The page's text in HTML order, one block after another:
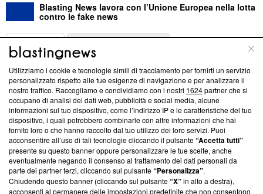
Blasting News lavora con l’Unione Europea nella lotta
contro le fake news
ABOUT
Questa sezione offre informazioni trasparenti su Blasting
News, sui nostri processi editoriali e su come ci impegniamo a
creare news di qualità. Inoltre, afferma la nostra aderenza a
‘Trust Project - News with Integrity’Blasting News non è
ancora membro del programma, ma ha richiesto di farne
parte; Trust Project non ha ancora effettuato una verifica di
conformità agli standard.
Su di noi
Utilizziamo i cookie e tecnologie simili di tracciamento per fornirti un servizio
personalizzato rispetto alle tue esigenze di navigazione e per analizzare il
nostro traffico. Raccogliamo e condividiamo con i nostri 1624partner che si
occupano di analisi dei dati web, pubblicità e social media, alcune
informazioni sul tuo dispositivo, come l’indirizzo IP e le caratteristiche del tuo
dispositivo, i quali potrebbero combinarle con altre informazioni che hai
fornito loro o che hanno raccolto dal tuo utilizzo dei loro servizi. Puoi
acconsentire all’uso di tali tecnologie cliccando il pulsante“Accetta tutti”
presente su questo banner oppure personalizzare le tue scelte, anche
eventualmente negando il consenso al trattamento dei dati personali da
parte dei partner terzi, cliccando sul pulsante“Personalizza”.
Chiudendo questo banner (cliccando sul pulsante“X”in alto a destra),
acconsenti al permanere delle impostazioni predefinite che non consentono